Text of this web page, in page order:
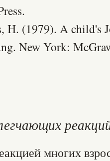
Н. (1979). A child's
New York:
многих